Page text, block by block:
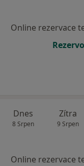
Online rezervace
Dnes
8 Srpen
Zítra
9 Srpen
Online rezervace